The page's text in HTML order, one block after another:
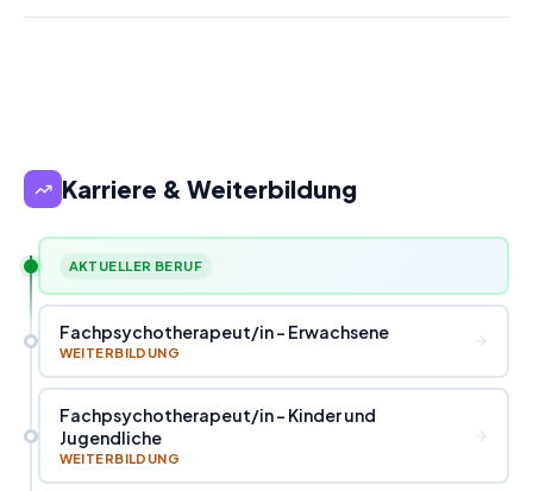
Karriere & Weiterbildung
AKTUELLER BERUF
Fachpsychotherapeut/in - Erwachsene
WEITERBILDUNG
Fachpsychotherapeut/in - Kinder und
Jugendliche
WEITERBILDUNG